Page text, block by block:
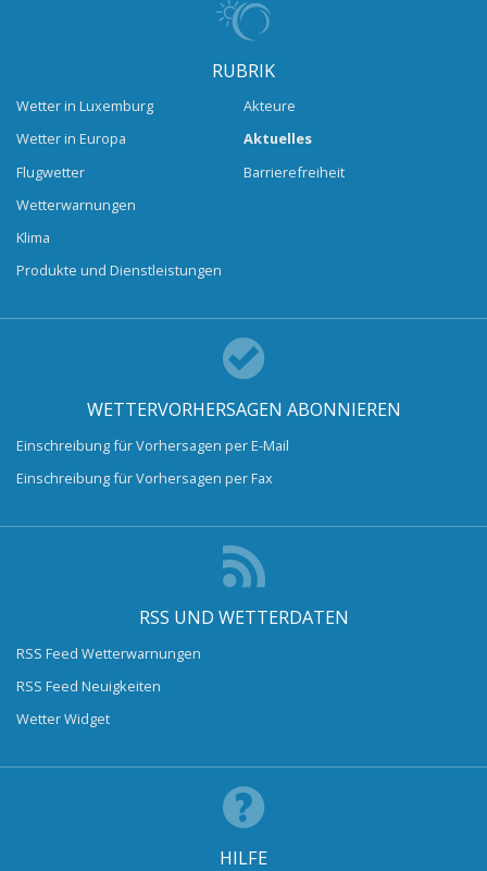
RUBRIK
Wetter in Luxemburg
Wetter in Europa
Flugwetter
Wetterwarnungen
Klima
Produkte und Dienstleistungen
Akteure
Aktuelles
Barrierefreiheit
WETTERVORHERSAGEN ABONNIEREN
Einschreibung für Vorhersagen per E-Mail
Einschreibung für Vorhersagen per Fax
RSS UND WETTERDATEN
RSS Feed Wetterwarnungen
RSS Feed Neuigkeiten
Wetter Widget
HILFE